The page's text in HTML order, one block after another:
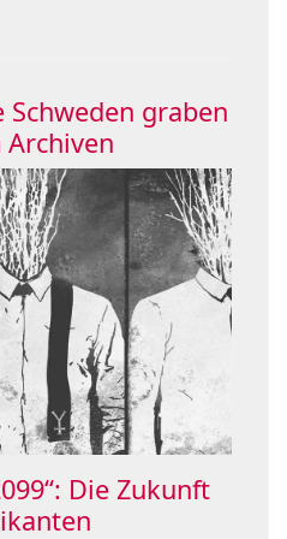
Schweden graben
Die Zukunft